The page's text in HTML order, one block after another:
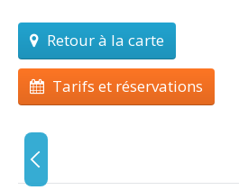
Retour à la carte
Tarifs et réservations